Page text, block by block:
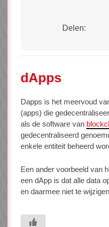
Delen:
dApps
Dapps is het meervoud
(apps) die
als de software van
gedecentraliseerd
enkele entiteit beheerd
Een ander voorbeeld van
een dApp is dat alle data
en daarmee niet te